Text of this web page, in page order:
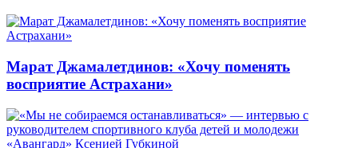
Марат Джамалетдинов: «Хочу поменять
восприятие Астрахани»